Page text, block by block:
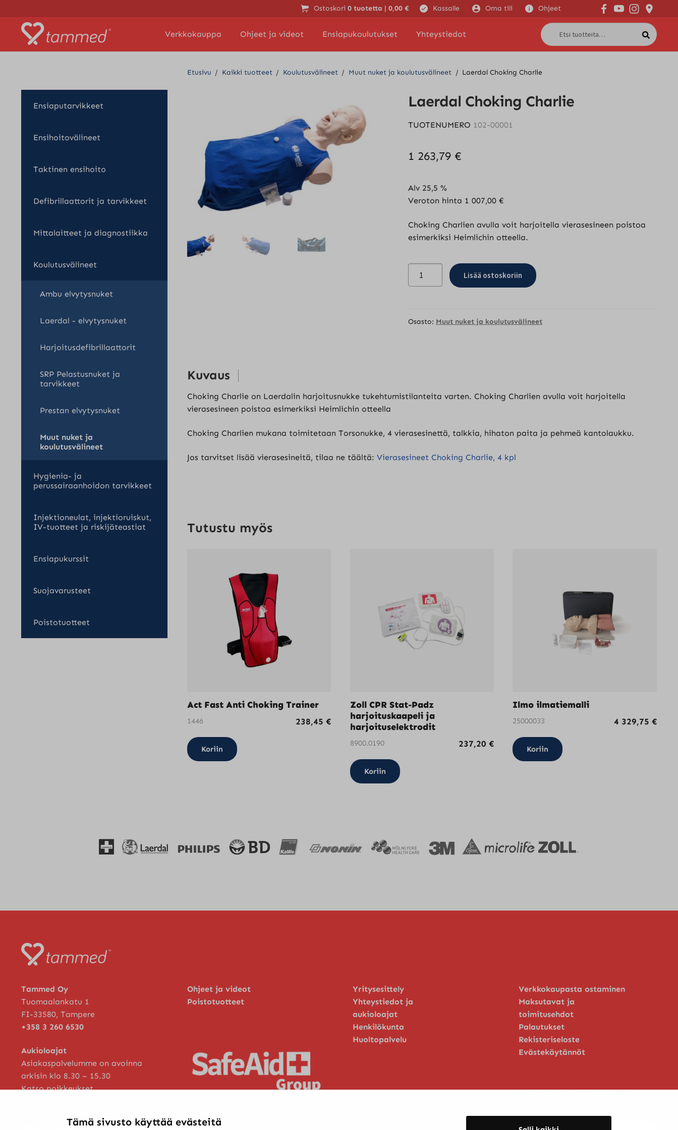
Tämä sivusto käyttää evästeitä
Ostoskori0 tuotetta |0,00€ Kassalle Oma tili Ohjeet
Verkkokauppa Ohjeet ja videot Ensiapukoulutukset Yhteystiedot
Etsi:
Haku
Etusivu / Kaikki tuotteet / Koulutusvälineet / Muut nuket ja koulutusvälineet / Laerdal Choking Charlie
Laerdal Choking Charlie
TUOTENUMERO 102-00001
1 263,79 €
Alv 25,5 %
Veroton hinta 1 007,00 €
Choking Charlien avulla voit harjoitella vierasesineen poistoa
esimerkiksi Heimlichin otteella.
Lisää ostoskoriin
Osasto: Muut nuket ja koulutusvälineet
Kuvaus
Choking Charlie on Laerdalin harjoitusnukke tukehtumistilanteita varten. Choking Charlien avulla voit harjoitella
vierasesineen poistoa esimerkiksi Heimlichin otteella
Choking Charlien mukana toimitetaan Torsonukke, 4 vierasesinettä, talkkia, hihaton paita ja pehmeä kantolaukku.
Jos tarvitset lisää vierasesineitä, tilaa ne täältä: Vierasesineet Choking Charlie, 4 kpl
Tutustu myös
Act Fast Anti Choking Trainer
1446 238,45€
Koriin
Zoll CPR Stat-Padz
harjoituskaapeli ja
harjoituselektrodit
8900.0190 237,20€
Koriin
Ilmo ilmatiemalli
25000033 4 329,75€
Koriin
Ensiaputarvikkeet
Ensihoitovälineet
Taktinen ensihoito
Defibrillaattorit ja tarvikkeet
Mittalaitteet ja diagnostiikka
Koulutusvälineet
Ambu elvytysnuket
Laerdal - elvytysnuket
Harjoitusdefibrillaattorit
SRP Pelastusnuket ja
tarvikkeet
Prestan elvytysnuket
Muut nuket ja
koulutusvälineet
Hygienia- ja
perussairaanhoidon tarvikkeet
Injektioneulat, injektioruiskut,
IV-tuotteet ja riskijäteastiat
Ensiapukurssit
Suojavarusteet
Poistotuotteet
Tammed Oy
Tuomaalankatu 1
FI-33580, Tampere
+358 3 260 6530
Aukioloajat
Asiakaspalvelumme on avoinna
arkisin klo 8.30 – 15.30
Katso poikkeukset
Ohjeet ja videot
Poistotuotteet
Yritysesittely
Yhteystiedot ja
aukioloajat
Henkilökunta
Huoltopalvelu
Verkkokaupasta ostaminen
Maksutavat ja
toimitusehdot
Palautukset
Rekisteriseloste
Evästekäytännöt
Haku: